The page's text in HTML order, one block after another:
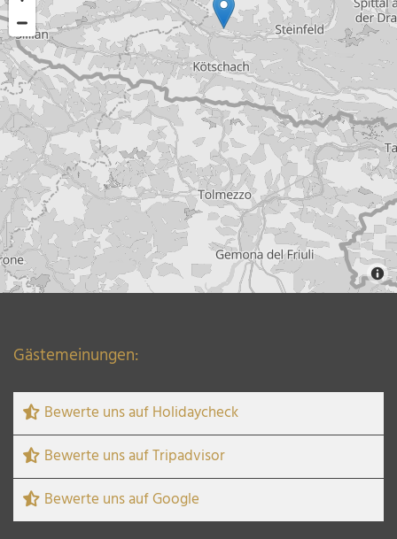
Gästemeinungen:
Bewerte uns auf Holidaycheck
Bewerte uns auf Tripadvisor
Bewerte uns auf Google